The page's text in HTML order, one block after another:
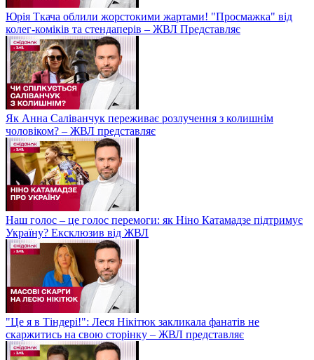
Юрія Ткача облили жорстокими жартами! "Просмажка" від
колег-коміків та стендаперів – ЖВЛ Представляє
Як Анна Саліванчук переживає розлучення з колишнім
чоловіком? – ЖВЛ представляє
Наш голос – це голос перемоги: як Ніно Катамадзе підтримує
Україну? Ексклюзив від ЖВЛ
"Це я в Тіндері!": Леся Нікітюк закликала фанатів не
скаржитись на свою сторінку – ЖВЛ представляє